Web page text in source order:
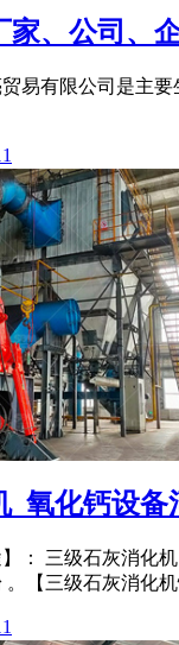
家、公司、
易有限公司是主
_氧化钙设备
】： 三级石灰消化
【三级石灰消化